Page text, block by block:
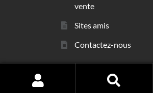
vente
Sites amis
Contactez-nous
© sarl Les Minéraux 2006 - 2026
Search